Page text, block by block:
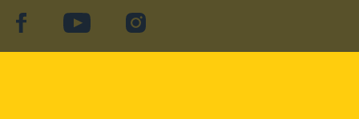
facebookYouTube Instagram